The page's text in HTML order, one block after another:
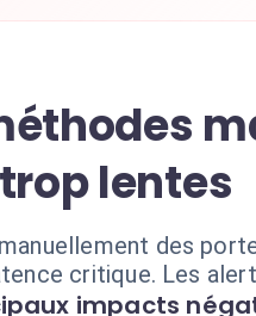
lentes
des
critique. Les
impacts